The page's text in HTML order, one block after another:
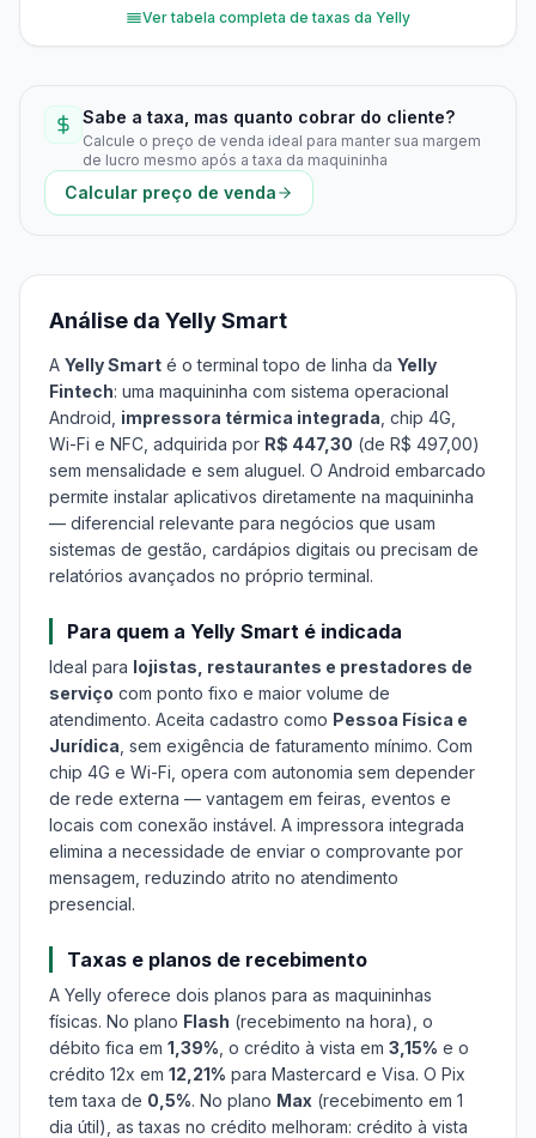
Ver tabela completa de taxas da Yelly
Sabe a taxa, mas quanto cobrar do cliente?
Calcule o preço de venda ideal para manter sua margem
de lucro mesmo após a taxa da maquininha
Calcular preço de venda
Análise da Yelly Smart
A Yelly Smart é o terminal topo de linha da Yelly
Fintech: uma maquininha com sistema operacional
Android, impressora térmica integrada , chip 4G,
Wi-Fi e NFC, adquirida por R$ 447,30 (de R$ 497,00)
sem mensalidade e sem aluguel. O Android embarcado
permite instalar aplicativos diretamente na maquininha
— diferencial relevante para negócios que usam
sistemas de gestão, cardápios digitais ou precisam de
relatórios avançados no próprio terminal.
Para quem a Yelly Smart é indicada
Ideal para lojistas, restaurantes e prestadores de
serviço com ponto fixo e maior volume de
atendimento. Aceita cadastro como Pessoa Física e
Jurídica , sem exigência de faturamento mínimo. Com
chip 4G e Wi-Fi, opera com autonomia sem depender
de rede externa — vantagem em feiras, eventos e
locais com conexão instável. A impressora integrada
elimina a necessidade de enviar o comprovante por
mensagem, reduzindo atrito no atendimento
presencial.
Taxas e planos de recebimento
A Yelly oferece dois planos para as maquininhas
físicas. No plano Flash (recebimento na hora), o
débito fica em 1,39% , o crédito à vista em 3,15% e o
crédito 12x em 12,21% para Mastercard e Visa. O Pix
tem taxa de 0,5%. No plano Max (recebimento em 1
dia útil), as taxas no crédito melhoram: crédito à vista